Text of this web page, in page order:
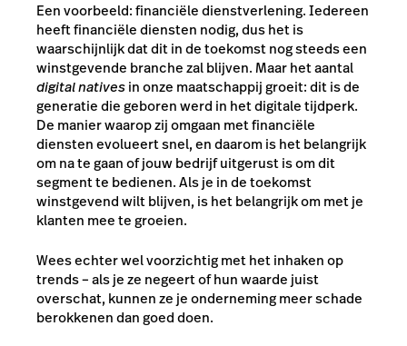
Een voorbeeld: financiële dienstverlening. Iedereen
heeft financiële diensten nodig, dus het is
waarschijnlijk dat dit in de toekomst nog steeds een
winstgevende branche zal blijven. Maar het aantal
digital nativesin onze maatschappij groeit: dit is de
generatie die geboren werd in het digitale tijdperk.
De manier waarop zij omgaan met financiële
diensten evolueert snel, en daarom is het belangrijk
om na te gaan of jouw bedrijf uitgerust is om dit
segment te bedienen. Als je in de toekomst
winstgevend wilt blijven, is het belangrijk om met je
klanten mee te groeien.
Wees echter wel voorzichtig met het inhaken op
trends – als je ze negeert of hun waarde juist
overschat, kunnen ze je onderneming meer schade
berokkenen dan goed doen.